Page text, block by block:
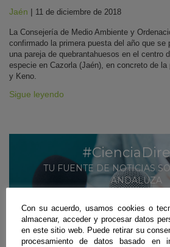
Jaén | 11 de diciembre de 2018
La Consejería de Medio Ambiente y
confirmado la primera puesta del año que se
una pareja de quebrantahuesos en el centro
especie en Cazorla (Jaén), en concreto de
y Keno.
Sigue leyendo
TU FUENTE DE NOTICIAS
ANDALUZA
MÁS
SUSCRÍBETE
Con su acuerdo, usamos cookies o
almacenar, acceder y procesar datos
en este sitio web. Puede retirar su
procesamiento de datos basado en